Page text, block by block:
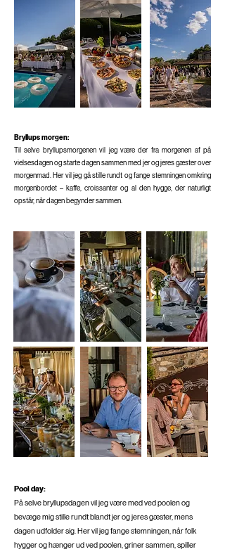
Bryllups morgen:
Til selve bryllupsmorgenen vil jeg være der fra morgenen af på
vielsesdagen og starte dagen sammen med jer og jeres gæster over
morgenmad. Her vil jeg gå stille rundt og fange stemningen omkring
morgenbordet – kaffe, croissanter og al den hygge, der naturligt
opstår, når dagen begynder sammen.
Pool day:
På selve bryllupsdagen vil jeg være med ved poolen og
bevæge mig stille rundt blandt jer og jeres gæster, mens
dagen udfolder sig. Her vil jeg fange stemningen, når folk
hygger og hænger ud ved poolen, griner sammen, spiller